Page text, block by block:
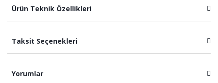
Ürün Teknik Özellikleri
Taksit Seçenekleri
Yorumlar